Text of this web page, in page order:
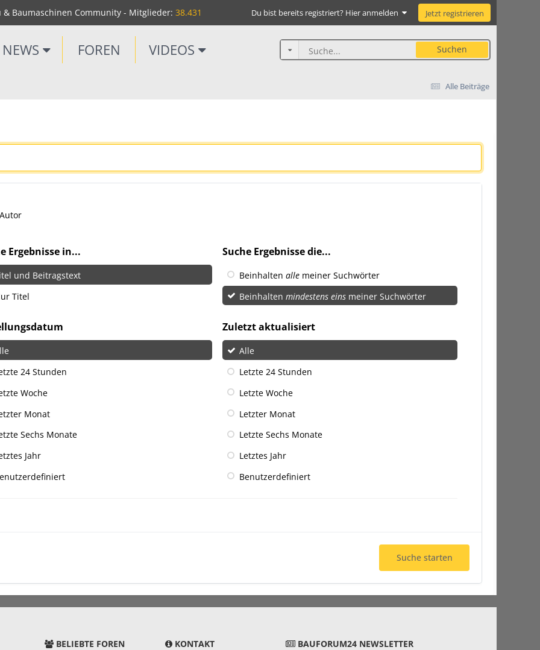
& Baumaschinen Community - Mitglieder: 38.431 Du bist bereits registriert? Hier anmelden Jetzt registrieren
NEWS FOREN VIDEOS Suchen
Alle Beiträge
Ergebnisse in...
und Beitragstext
Titel
Suche Ergebnisse die...
Beinhaltenalle meiner Suchwörter
Beinhaltenmindestens eins meiner Suchwörter
24 Stunden
Woche
Monat
Sechs Monate
Jahr
Zuletzt aktualisiert
Alle
Letzte 24 Stunden
Letzte Woche
Letzter Monat
Letzte Sechs Monate
Letztes Jahr
Benutzerdefiniert
Suche starten
BELIEBTE FOREN KONTAKT BAUFORUM24 NEWSLETTER